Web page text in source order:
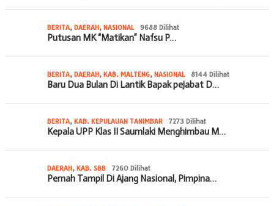
BERITA, DAERAH, NASIONAL 9688 Dilihat
Putusan MK “Matikan” Nafsu P…
BERITA, DAERAH, KAB. MALTENG, NASIONAL 8144 Dilihat
Baru Dua Bulan Di Lantik Bapak pejabat D…
BERITA, KAB. KEPULAUAN TANIMBAR 7273 Dilihat
Kepala UPP Klas II Saumlaki Menghimbau M…
DAERAH, KAB. SBB 7260 Dilihat
Pernah Tampil Di Ajang Nasional, Pimpina…